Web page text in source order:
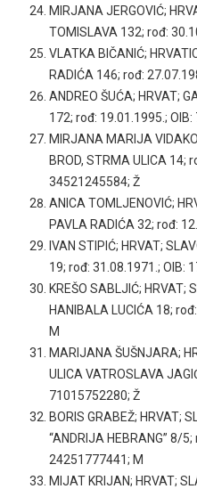
MIRJANA JERGOVIĆ;
TOMISLAVA 132; rođ:
VLATKA BIČANIĆ;
RADIĆA 146; rođ:
ANDREO ŠUĆA; HRVAT;
172; rođ: 19.01.1995.;
MIRJANA MARIJA
BROD, STRMA ULICA 14;
34521245584; Ž
ANICA TOMLJENOVIĆ;
PAVLA RADIĆA 32; rođ:
IVAN STIPIĆ; HRVAT;
19; rođ: 31.08.1971.; OIB:
KREŠO SABLJIĆ; HRVAT;
HANIBALA LUCIĆA 18;
M
MARIJANA ŠUŠNJARA;
ULICA VATROSLAVA
71015752280; Ž
BORIS GRABEŽ; HRVAT;
“ANDRIJA HEBRANG” 8/
24251777441; M
MIJAT KRIJAN; HRVAT;